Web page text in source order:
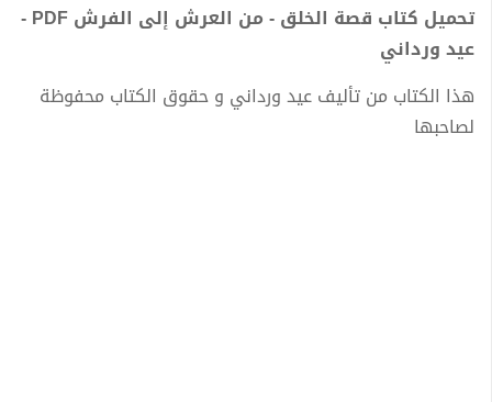
تحميل كتاب قصة الخلق - من العرش إلى الفرش PDF -
عيد ورداني
هذا الكتاب من تأليف عيد ورداني و حقوق الكتاب محفوظة
لصاحبها